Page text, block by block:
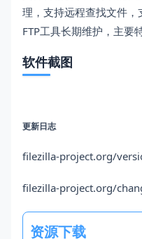
理，支持远程查找文件
FTP工具长期维护，主要
软件截图
更新日志
filezilla-project.org/
filezilla-project.org/
资源下载